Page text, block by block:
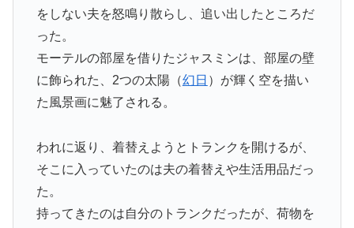
をしない夫を怒鳴り散らし、追い出したところだ
った。
モーテルの部屋を借りたジャスミンは、部屋の壁
に飾られた、2つの太陽（幻日 ）が輝く空を描い
た風景画に魅了される。
われに返り、着替えようとトランクを開けるが、
そこに入っていたのは夫の着替えや生活用品だっ
た。
持ってきたのは自分のトランクだったが、荷物を